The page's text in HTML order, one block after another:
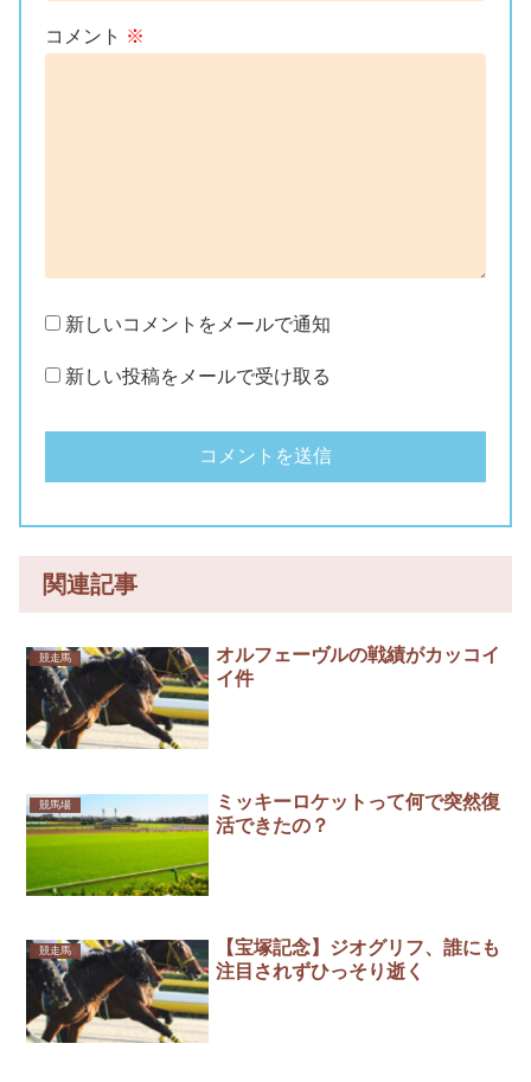
コメント ※
新しいコメントをメールで通知
新しい投稿をメールで受け取る
関連記事
競走馬
オルフェーヴルの戦績がカッコイ
イ件
競馬場
ミッキーロケットって何で突然復
活できたの？
競走馬
【宝塚記念】ジオグリフ、誰にも
注目されずひっそり逝く